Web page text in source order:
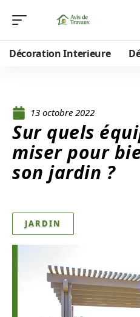
Décoration Interieure
13 octobre 2022
Sur quels
miser pour
son jardin ?
JARDIN